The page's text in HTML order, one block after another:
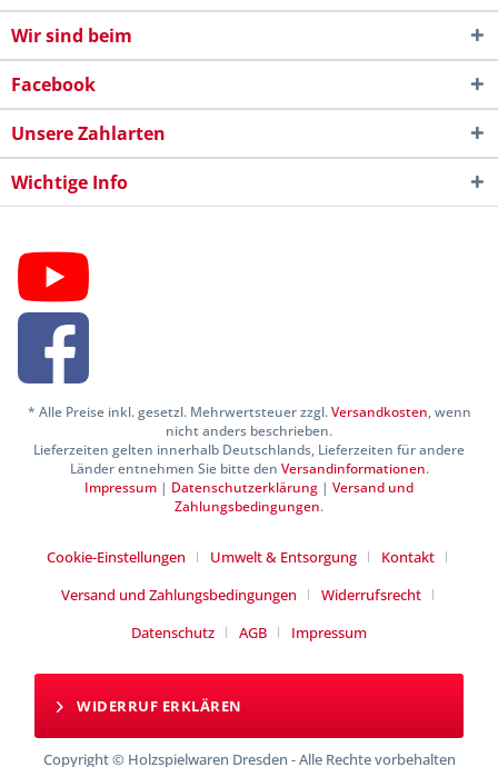
Wir sind beim
Facebook
Unsere Zahlarten
Wichtige Info
* Alle Preise inkl. gesetzl. Mehrwertsteuer zzgl.Versandkosten, wenn
nicht anders beschrieben.
Lieferzeiten gelten innerhalb Deutschlands, Lieferzeiten für andere
Länder entnehmen Sie bitte den Versandinformationen.
Impressum | Datenschutzerklärung | Versand und
Zahlungsbedingungen.
Cookie-Einstellungen Umwelt & Entsorgung
Kontakt
Versand und Zahlungsbedingungen
Widerrufsrecht
Datenschutz
AGB Impressum
WIDERRUF ERKLÄREN
Copyright © Holzspielwaren Dresden - Alle Rechte vorbehalten